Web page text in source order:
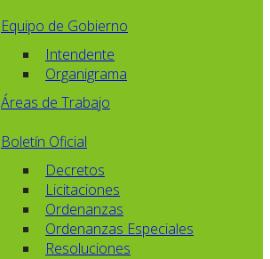
Equipo de Gobierno
Intendente
Organigrama
Áreas de Trabajo
Boletín Oficial
Decretos
Licitaciones
Ordenanzas
Ordenanzas Especiales
Resoluciones